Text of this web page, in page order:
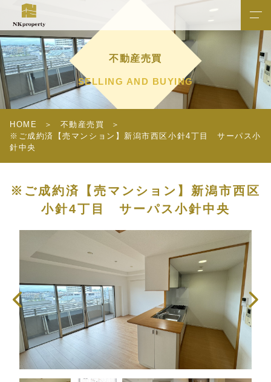
不動産売買
SELLING AND BUYING
HOME
不動産売買
※ご成約済【売マンション】新潟市西区小針4丁目 サーパス小
針中央
※ご成約済【売マンション】新潟市西区
小針4丁目 サーパス小針中央